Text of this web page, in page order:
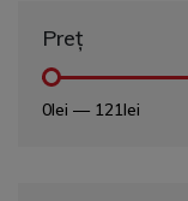
Preț
0lei — 121lei